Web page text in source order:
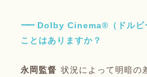
Dolby Cinema®（ドルビ
ことはありますか？
状況によって明暗の